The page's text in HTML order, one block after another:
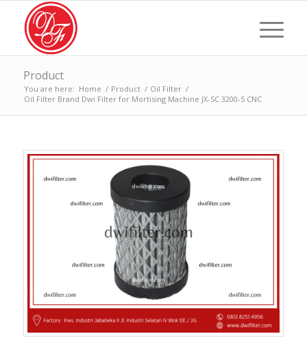
Product
You are here: Home / Product / Oil Filter /
Oil Filter Brand Dwi Filter for Mortising Machine JX-SC 3200-5 CNC